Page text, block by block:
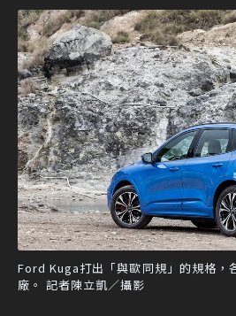
Ford Kuga打出「與歐同規」的規格，
廠。 記者陳立凱／攝影